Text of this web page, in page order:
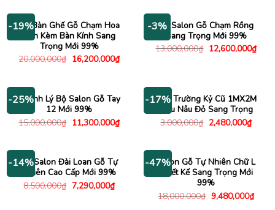
5,380,000₫.
-19%
Bộ Bàn Ghế Gỗ Chạm Hoa
Văn Kèm Bàn Kính Sang
Trọng Mới 99%
20,000,000₫ Giá
gốc
16,200,000₫Giá
hiện
16,200,000₫.
-3%Bộ Salon Gỗ Chạm Rồng
Sang Trọng Mới 99%
13,000,000₫ Giá
gốc
12,600,000₫Giá
hiện
-25%
Thanh Lý Bộ Salon Gỗ Tay
12 Mới 99%
15,000,000₫ Giá
gốc
11,300,000₫Giá
hiện
11,300,000₫.
-17%
Ghế Trường Kỷ Cũ 1MX2M
Màu Nâu Đỏ Sang Trọng
3,000,000₫ Giá
gốc
2,480,000₫Giá
hiện
-14%Bộ Salon Đài Loan Gỗ Tự
Nhiên Cao Cấp Mới 99%
8,500,000₫ Giá
gốc
7,290,000₫Giá
hiện
-47%Salon Gỗ Tự Nhiên Chữ L
Thiết Kế Sang Trọng Mới
99%
18,000,000₫ Giá
gốc
9,480,000₫Giá
hiện